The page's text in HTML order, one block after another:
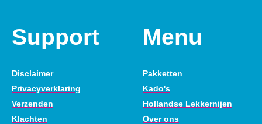
Support
Disclaimer
Privacyverklaring
Verzenden
Klachten
Menu
Pakketten
Kado's
Hollandse Lekkernijen
Over ons